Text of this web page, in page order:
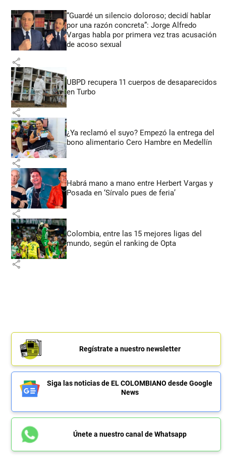
“Guardé un silencio doloroso; decidí hablar
por una razón concreta”: Jorge Alfredo
Vargas habla por primera vez tras acusación
de acoso sexual
share
UBPD recupera 11 cuerpos de desaparecidos
en Turbo
share
¿Ya reclamó el suyo? Empezó la entrega del
bono alimentario Cero Hambre en Medellín
share
Habrá mano a mano entre Herbert Vargas y
Posada en ‘Sírvalo pues de feria’
share
Colombia, entre las 15 mejores ligas del
mundo, según el ranking de Opta
share
Regístrate a nuestro newsletter
Siga las noticias de EL COLOMBIANO desde Google
News
Únete a nuestro canal de Whatsapp